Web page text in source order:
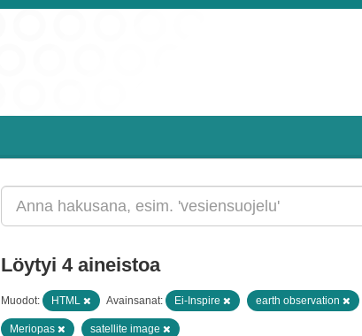
Löytyi 4 aineistoa
Muodot: HTML Avainsanat: Ei-Inspire earth observation
Meriopas satellite image